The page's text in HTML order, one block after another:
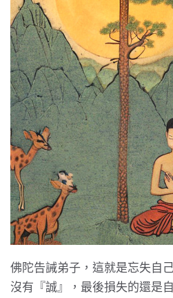
佛陀告誡弟子，這就是忘失自
沒有『誠』，最後損失的還是自